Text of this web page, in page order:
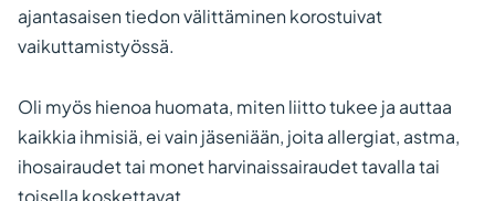
ajantasaisen tiedon välittäminen korostuivat
vaikuttamistyössä.
Oli myös hienoa huomata, miten liitto tukee ja auttaa
kaikkia ihmisiä, ei vain jäseniään, joita allergiat, astma,
ihosairaudet tai monet harvinaissairaudet tavalla tai